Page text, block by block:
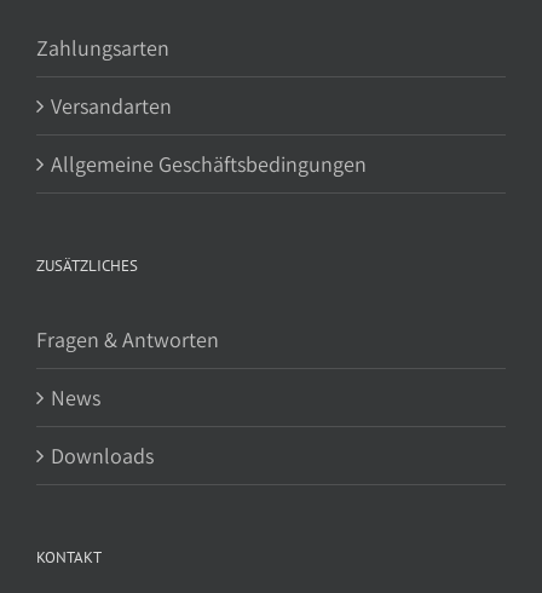
Zahlungsarten
Versandarten
Allgemeine Geschäftsbedingungen
ZUSÄTZLICHES
Fragen & Antworten
News
Downloads
KONTAKT